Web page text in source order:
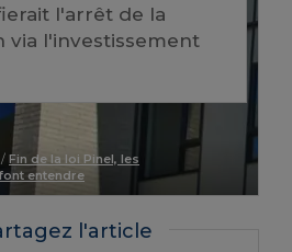
l'arrêt de la
via l'investissement
/ Fin de la loi Pinel, les
entendre
l'article